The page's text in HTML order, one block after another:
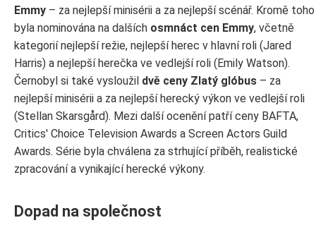
Emmy – za nejlepší minisérii a za nejlepší scénář. Kromě toho
byla nominována na dalších osmnáct cen Emmy, včetně
kategorií nejlepší režie, nejlepší herec v hlavní roli (Jared
Harris) a nejlepší herečka ve vedlejší roli (Emily Watson).
Černobyl si také vysloužil dvě ceny Zlatý glóbus – za
nejlepší minisérii a za nejlepší herecký výkon ve vedlejší roli
(Stellan Skarsgård). Mezi další ocenění patří ceny BAFTA,
Critics' Choice Television Awards a Screen Actors Guild
Awards. Série byla chválena za strhující příběh, realistické
zpracování a vynikající herecké výkony.
Dopad na společnost